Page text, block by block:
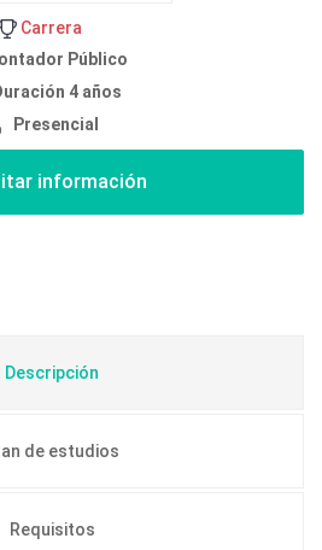
Carrera
Público
4 años
Presencial
Descripción
de estudios
Requisitos